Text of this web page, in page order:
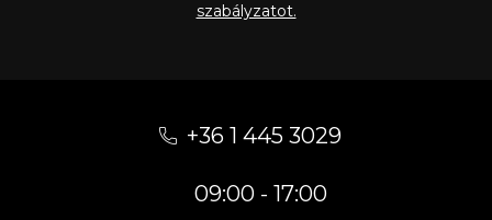
szabályzatot.
+36 1 445 3029
09:00 - 17:00